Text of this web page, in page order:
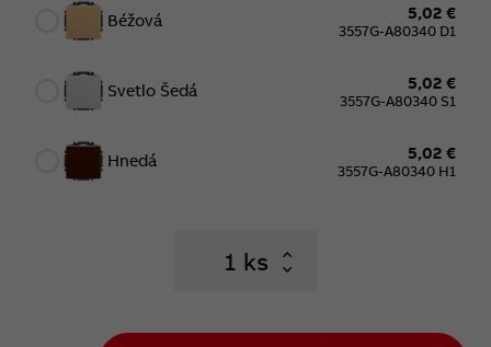
Béžová 5,02 €
3557G-A80340 D1
Svetlo Šedá 5,02 €
3557G-A80340 S1
Hnedá 5,02 €
3557G-A80340 H1
ks